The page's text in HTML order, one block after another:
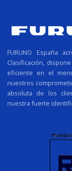
FURUNO España
Clasificación,
eficiente en el
nuestros
absoluta de los
nuestra fuerte